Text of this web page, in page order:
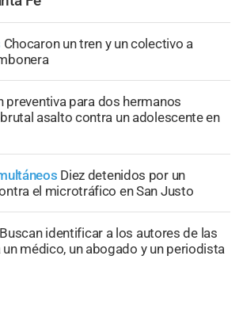
Chocaron un tren y un colectivo a
preventiva para dos hermanos
asalto contra un adolescente en
Diez detenidos por un
el microtráfico en San Justo
Buscan identificar a los autores de las
médico, un abogado y un periodista